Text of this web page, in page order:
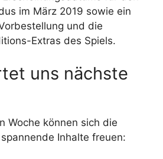
im März 2019 sowie ein
und die
Extras des Spiels.
uns nächste
Woche können sich die
Inhalte freuen: